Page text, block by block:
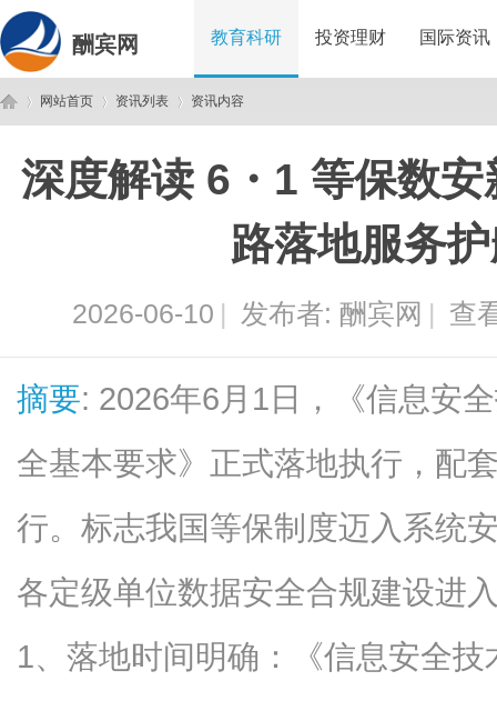
酬宾网 教育科研 投资理财 国际资讯
网站首页
›
资讯列表
›
资讯内容
深度解读 6・1 等保数
路落地服务
2026-06-10 | 发布者: 酬宾网 | 查
摘要: 2026年6月1日，《信息安
全基本要求》正式落地执行，配
行。标志我国等保制度迈入系统
各定级单位数据安全合规建设进
1、落地时间明确：《信息安全